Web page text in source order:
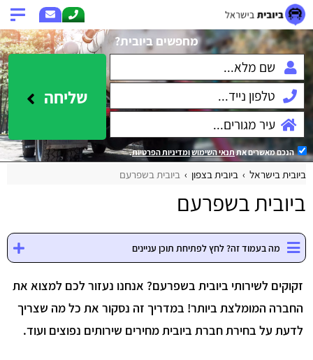
מחפשים ביובית?
שליחה
הנכם מאשרים אתתנאי השימושומדיניות הפרטיות.
ביובית בישראל ביובית בצפון ביובית בשפרעם
ביובית בשפרעם
מה בעמוד זה? לחץ לפתיחת תוכן עניינים
זקוקים לשירותי ביובית בשפרעם? אנחנו נעזור לכם למצוא את
החברה המומלצת ביותר! במדריך זה נסקור את כל מה שצריך
לדעת על בחירת חברת ביובית מחירים שירותים נפוצים ועוד.